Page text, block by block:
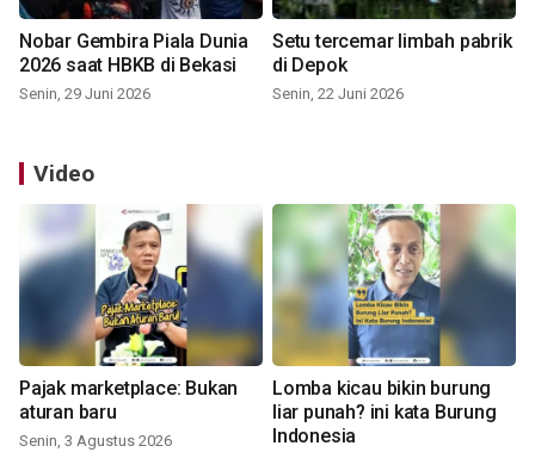
Nobar Gembira Piala Dunia
2026 saat HBKB di Bekasi
Senin, 29 Juni 2026
Setu tercemar limbah pabrik
di Depok
Senin, 22 Juni 2026
Video
Pajak marketplace: Bukan
aturan baru
Senin, 3 Agustus 2026
Lomba kicau bikin burung
liar punah? ini kata Burung
Indonesia